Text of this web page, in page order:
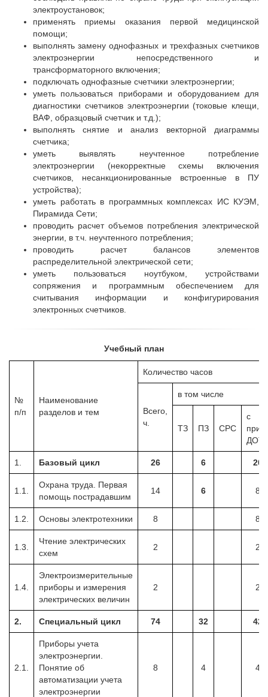
электроустановок;
применять приемы оказания первой медицинской
помощи;
выполнять замену однофазных и трехфазных счетчиков
электроэнергии непосредственного и
трансформаторного включения;
подключать однофазные счетчики электроэнергии;
уметь пользоваться приборами и оборудованием для
диагностики счетчиков электроэнергии (токовые клещи,
ВАФ, образцовый счетчик и т.д.);
выполнять снятие и анализ векторной диаграммы
счетчика;
уметь выявлять неучтенное потребление
электроэнергии (некорректные схемы включения
счетчиков, несанкционированные встроенные в ПУ
устройства);
уметь работать в программных комплексах ИС КУЭМ,
Пирамида Сети;
проводить расчет объемов потребления электрической
энергии, в т.ч. неучтенного потребления;
проводить расчет балансов элементов
распределительной электрической сети;
уметь пользоваться ноутбуком, устройствами
сопряжения и программным обеспечением для
считывания информации и конфигурирования
электронных счетчиков.
Учебный план
№
п/п
Наименование
разделов и тем
Количество часов
Всего,
ч.
в том числе
ТЗ ПЗ СРС
с
ДОТ
1. Базовый цикл 26 6 20
1.1.
Охрана труда. Первая
помощь пострадавшим
14 6 8
1.2. Основы электротехники 8 8
1.3.
Чтение электрических
схем
2 2
1.4.
Электроизмерительные
приборы и измерения
электрических величин
2 2
2. Специальный цикл 74 32 42
2.1.
Приборы учета
электроэнергии.
Понятие об
автоматизации учета
электроэнергии
8 4 4